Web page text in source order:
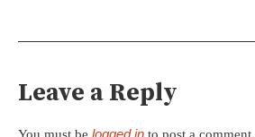
Leave a Reply
You must be logged in to post a comment.